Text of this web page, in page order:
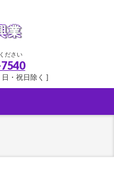
ださい
・祝日除く ]